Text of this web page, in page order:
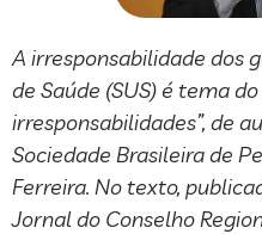
A irresponsabilidade dos
de Saúde (SUS) é tema
irresponsabilidades”, de
Sociedade Brasileira de
Ferreira. No texto,
Jornal do Conselho